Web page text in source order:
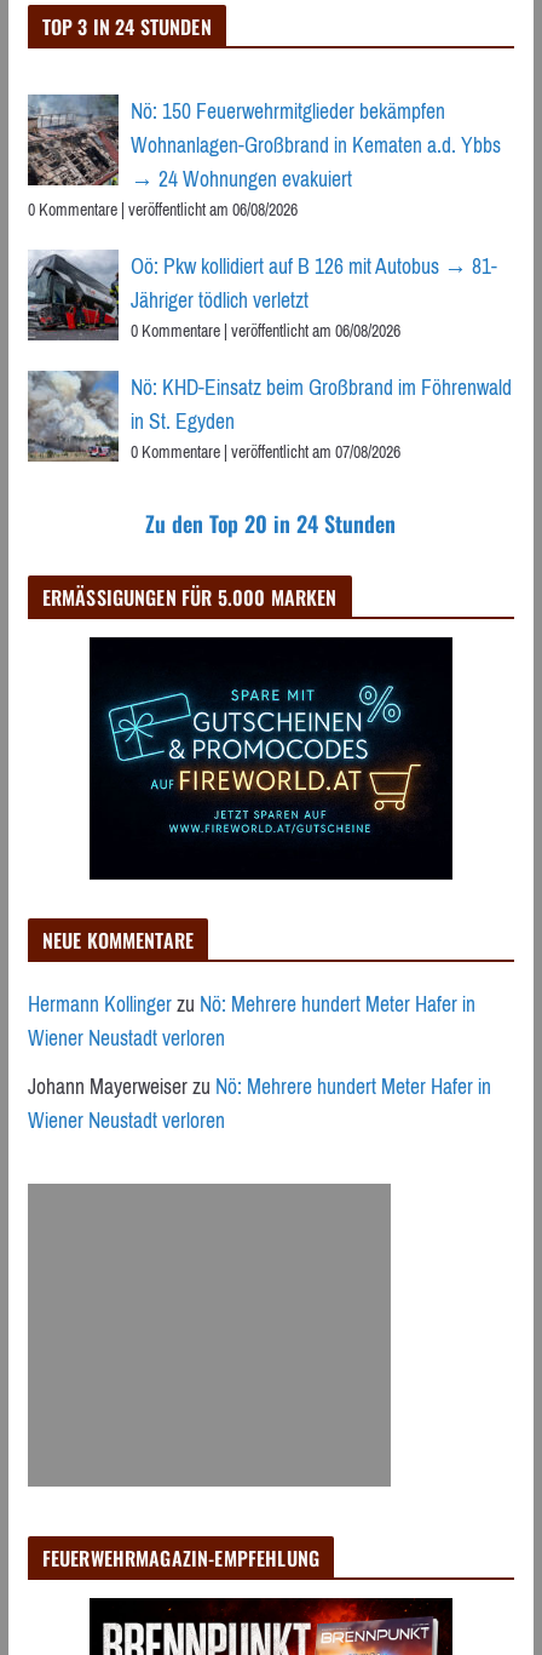
TOP 3 IN 24 STUNDEN
Nö: 150 Feuerwehrmitglieder bekämpfen
Wohnanlagen-Großbrand in Kematen a.d. Ybbs
→ 24 Wohnungen evakuiert
0 Kommentare|veröffentlicht am 06/08/2026
Oö: Pkw kollidiert auf B 126 mit Autobus → 81-
Jähriger tödlich verletzt
0 Kommentare|veröffentlicht am 06/08/2026
Nö: KHD-Einsatz beim Großbrand im Föhrenwald
in St. Egyden
0 Kommentare|veröffentlicht am 07/08/2026
Zu den Top 20 in 24 Stunden
ERMÄSSIGUNGEN FÜR 5.000 MARKEN
NEUE KOMMENTARE
Hermann KollingerzuNö: Mehrere hundert Meter Hafer in
Wiener Neustadt verloren
Johann MayerweiserzuNö: Mehrere hundert Meter Hafer in
Wiener Neustadt verloren
FEUERWEHRMAGAZIN-EMPFEHLUNG